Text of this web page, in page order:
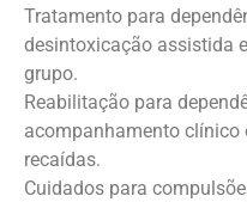
Tratamento para
desintoxicação assistida
grupo.
Reabilitação para
acompanhamento clínico
recaídas.
Cuidados para